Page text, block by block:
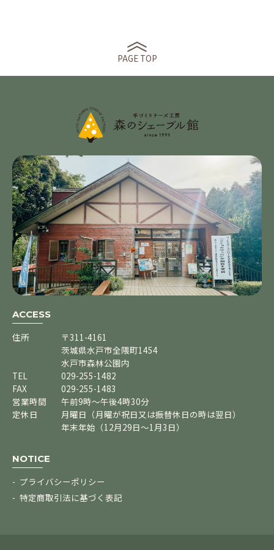
PAGE TOP
ACCESS
住所
〒311-4161
茨城県水戸市全隈町1454
水戸市森林公園内
TEL
029-255-1482
FAX
029-255-1483
営業時間
午前9時～午後4時30分
定休日
月曜日（月曜が祝日又は振替休日の時は翌日）
年末年始（12月29日～1月3日）
NOTICE
プライバシーポリシー
特定商取引法に基づく表記